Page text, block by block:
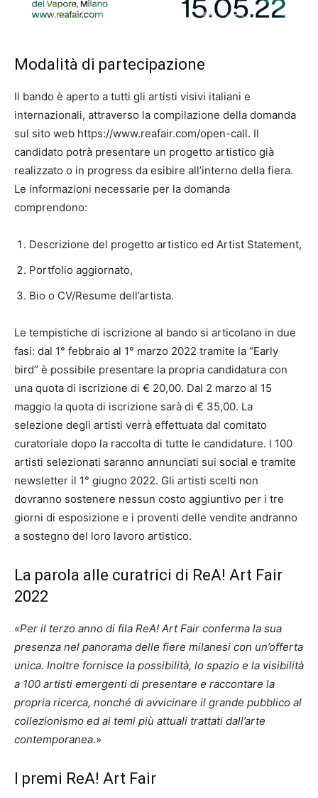
Modalità di partecipazione
Il bando è aperto a tutti gli artisti visivi italiani e
internazionali, attraverso la compilazione della domanda
sul sito web https://www.reafair.com/open-call. Il
candidato potrà presentare un progetto artistico già
realizzato o in progress da esibire all’interno della fiera.
Le informazioni necessarie per la domanda
comprendono:
Descrizione del progetto artistico ed Artist Statement,
Portfolio aggiornato,
Bio o CV/Resume dell’artista.
Le tempistiche di iscrizione al bando si articolano in due
fasi: dal 1° febbraio al 1° marzo 2022 tramite la “Early
bird” è possibile presentare la propria candidatura con
una quota di iscrizione di € 20,00. Dal 2 marzo al 15
maggio la quota di iscrizione sarà di € 35,00. La
selezione degli artisti verrà effettuata dal comitato
curatoriale dopo la raccolta di tutte le candidature. I 100
artisti selezionati saranno annunciati sui social e tramite
newsletter il 1° giugno 2022. Gli artisti scelti non
dovranno sostenere nessun costo aggiuntivo per i tre
giorni di esposizione e i proventi delle vendite andranno
a sostegno del loro lavoro artistico.
La parola alle curatrici di ReA! Art Fair
2022
«Per il terzo anno di fila ReA! Art Fair conferma la sua
presenza nel panorama delle fiere milanesi con un’offerta
unica. Inoltre fornisce la possibilità, lo spazio e la visibilità
a 100 artisti emergenti di presentare e raccontare la
propria ricerca, nonché di avvicinare il grande pubblico al
collezionismo ed ai temi più attuali trattati dall’arte
contemporanea.»
I premi ReA! Art Fair